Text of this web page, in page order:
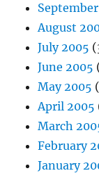
August
July 2005
June 2005
May 2005
April 2005
March
February
January